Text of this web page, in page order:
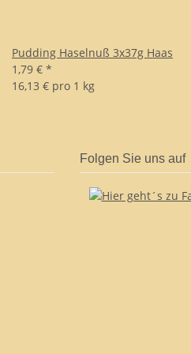
Pudding Haselnuß 3x37g Haas
1,79 € *
16,13 € pro 1 kg
Folgen Sie uns auf